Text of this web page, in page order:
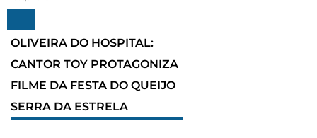
OLIVEIRA DO HOSPITAL:
CANTOR TOY PROTAGONIZA
FILME DA FESTA DO QUEIJO
SERRA DA ESTRELA